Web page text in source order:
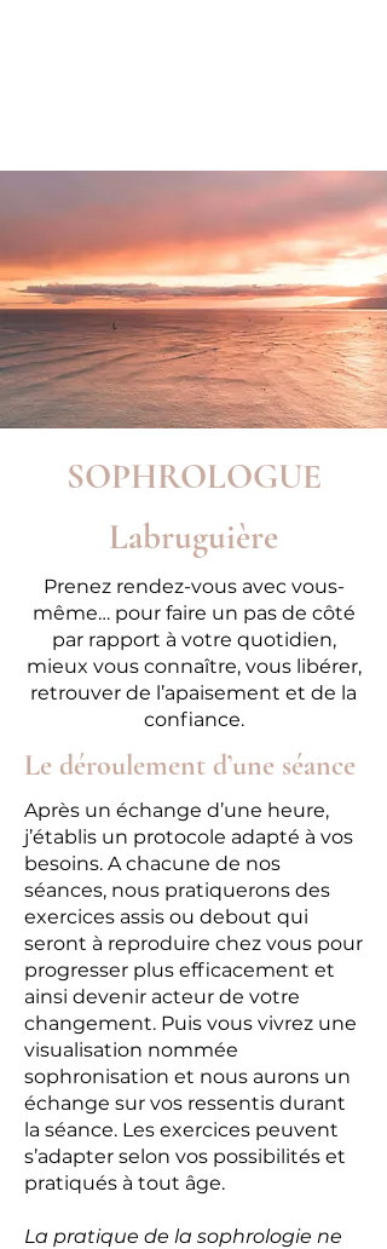
SOPHROLOGUE
Labruguière
Prenez rendez-vous avec vous-
même… pour faire un pas de côté
par rapport à votre quotidien,
mieux vous connaître, vous libérer,
retrouver de l’apaisement et de la
confiance.
Le déroulement d’une séance
Après un échange d’une heure,
j’établis un protocole adapté à vos
besoins. A chacune de nos
séances, nous pratiquerons des
exercices assis ou debout qui
seront à reproduire chez vous pour
progresser plus efficacement et
ainsi devenir acteur de votre
changement. Puis vous vivrez une
visualisation nommée
sophronisation et nous aurons un
échange sur vos ressentis durant
la séance. Les exercices peuvent
s’adapter selon vos possibilités et
pratiqués à tout âge.
La pratique de la sophrologie ne